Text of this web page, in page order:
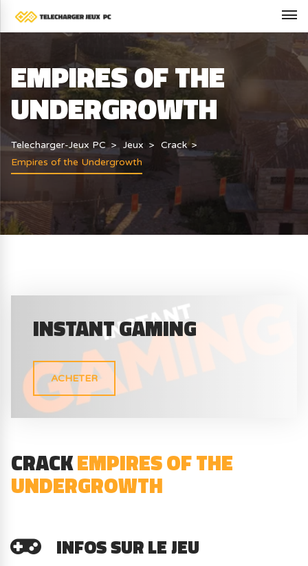
EMPIRES OF THE
UNDERGROWTH
Telecharger-Jeux PC Jeux
Crack
Empires of the Undergrowth
INSTANT GAMING
ACHETER
CRACKEMPIRES OF THE
UNDERGROWTH
INFOS SUR LE JEU